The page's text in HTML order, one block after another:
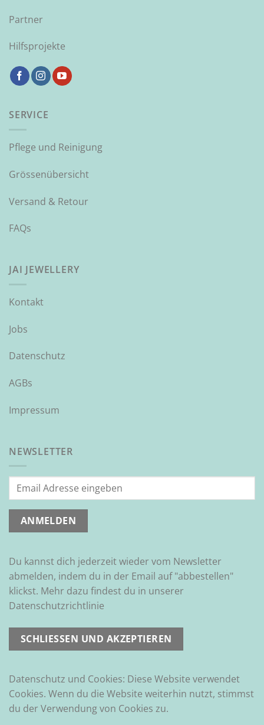
Partner
Hilfsprojekte
SERVICE
Pflege und Reinigung
Grössenübersicht
Versand & Retour
FAQs
JAI JEWELLERY
Kontakt
Jobs
Datenschutz
AGBs
Impressum
NEWSLETTER
Du kannst dich jederzeit wieder vom Newsletter
abmelden, indem du in der Email auf "abbestellen"
klickst. Mehr dazu findest du in unserer
Datenschutzrichtlinie
Datenschutz und Cookies: Diese Website verwendet
Cookies. Wenn du die Website weiterhin nutzt, stimmst
du der Verwendung von Cookies zu.